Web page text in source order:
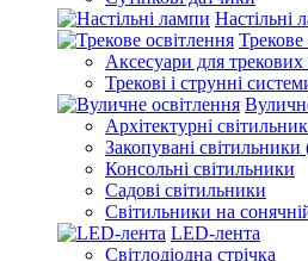
Настільні
Трекове
Аксесуари для трекових
Трекові і струнні
Архітектурні
Закопувані світильники
Консольні світильники
Садові світильники
Світильники на
LED-лента
Світлодіодна стрічка